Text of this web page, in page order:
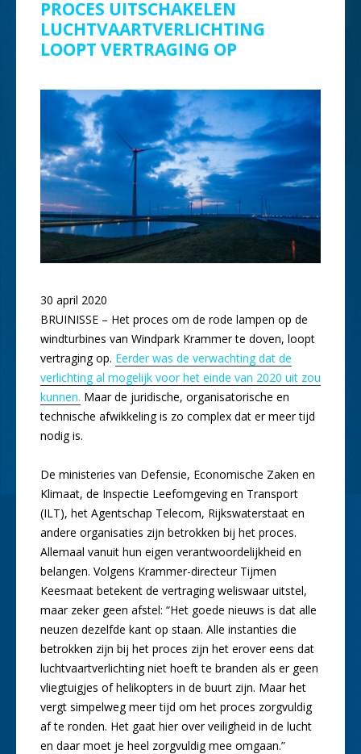
PROCES UITSCHAKELEN
LUCHTVAARTVERLICHTING
LOOPT VERTRAGING OP
30 april 2020
BRUINISSE – Het proces om de rode lampen op de
windturbines van Windpark Krammer te doven, loopt
vertraging op. Eerder was de verwachting dat de
verlichting al mogelijk voor het einde van 2020 uit zou
kunnen. Maar de juridische, organisatorische en
technische afwikkeling is zo complex dat er meer tijd
nodig is.
De ministeries van Defensie, Economische Zaken en
Klimaat, de Inspectie Leefomgeving en Transport
(ILT), het Agentschap Telecom, Rijkswaterstaat en
andere organisaties zijn betrokken bij het proces.
Allemaal vanuit hun eigen verantwoordelijkheid en
belangen. Volgens Krammer-directeur Tijmen
Keesmaat betekent de vertraging weliswaar uitstel,
maar zeker geen afstel: “Het goede nieuws is dat alle
neuzen dezelfde kant op staan. Alle instanties die
betrokken zijn bij het proces zijn het erover eens dat
luchtvaartverlichting niet hoeft te branden als er geen
vliegtuigjes of helikopters in de buurt zijn. Maar het
vergt simpelweg meer tijd om het proces zorgvuldig
af te ronden. Het gaat hier over veiligheid in de lucht
en daar moet je heel zorgvuldig mee omgaan.”